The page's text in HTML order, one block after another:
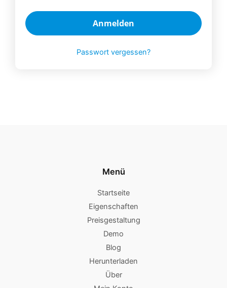
Anmelden
Passwort vergessen?
Menü
Startseite
Eigenschaften
Preisgestaltung
Demo
Blog
Herunterladen
Über